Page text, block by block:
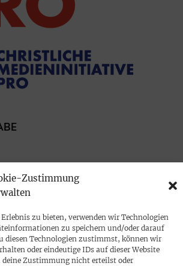
Zustimmung
zu bieten, verwenden wir Technologien
zu speichern und/oder darauf
diesen Technologien zustimmst, können wir
oder eindeutige IDs auf dieser Website
deine Zustimmung nicht erteilst oder